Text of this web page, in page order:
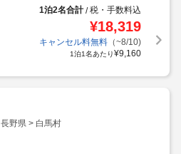
1泊2名合計/税・手数料込
¥18,319
キャンセル料無料（~8/10)
1泊1名あたり¥9,160
長野県 > 白馬村